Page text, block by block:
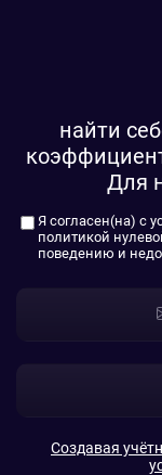
найти
Для
Я согласен(на) с
политикой
поведению и
Создавая